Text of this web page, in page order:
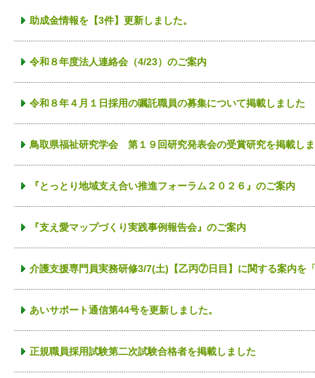
助成金情報を【3件】更新しました。
令和８年度法人連絡会（4/23）のご案内
令和８年４月１日採用の嘱託職員の募集について掲載しました
鳥取県福祉研究学会 第１９回研究発表会の受賞研究を掲載し
『とっとり地域支え合い推進フォーラム２０２６』のご案内
『支え愛マップづくり実践事例報告会』のご案内
介護支援専門員実務研修3/7(土)【乙丙⑦日目】に関する案内を
あいサポート通信第44号を更新しました。
正規職員採用試験第二次試験合格者を掲載しました